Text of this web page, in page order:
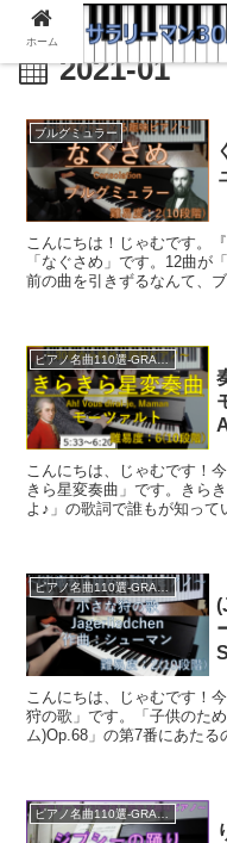
2021-01
ブルグミュラー
こんにちは！じゃむです。
「なぐさめ」です。12曲が
前の曲を引きずるなんて、
ピアノ名曲110選-GRADE A
こんにちは、じゃむです！
きら星変奏曲」です。きら
よ♪」の歌詞で誰もが知って
ピアノ名曲110選-GRADE A
こんにちは、じゃむです！
狩の歌」です。「子供のた
ム)Op.68」の第7番にあたる
ピアノ名曲110選-GRADE A
ホーム